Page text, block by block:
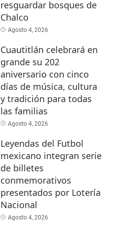
resguardar bosques de
Chalco
Agosto 4, 2026
Cuautitlán celebrará en
grande su 202
aniversario con cinco
días de música, cultura
y tradición para todas
las familias
Agosto 4, 2026
Leyendas del Futbol
mexicano integran serie
de billetes
conmemorativos
presentados por Lotería
Nacional
Agosto 4, 2026